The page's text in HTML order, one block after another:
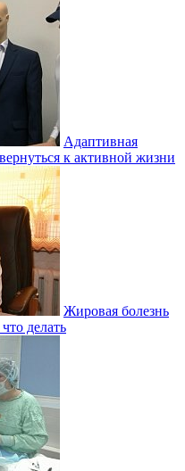
Адаптивная
к активной жизни
Жировая болезнь
делать